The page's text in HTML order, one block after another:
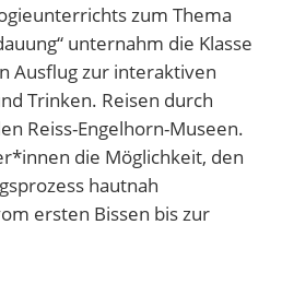
zum Thema
unternahm die Klasse
Ausflug zur interaktiven
Trinken. Reisen durch
Reiss-Engelhorn-Museen.
die Möglichkeit, den
hautnah
ersten Bissen bis zur